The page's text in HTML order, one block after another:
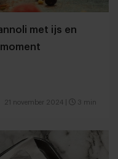
met ijs en
21 november 2024 3 min